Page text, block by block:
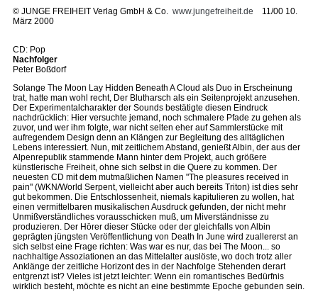
© JUNGE FREIHEIT Verlag GmbH & Co. www.jungefreiheit.de 11/00 10.
März 2000
CD: Pop
Nachfolger
Peter Boßdorf
Solange The Moon Lay Hidden Beneath A Cloud als Duo in Erscheinung
trat, hatte man wohl recht, Der Blutharsch als ein Seitenprojekt anzusehen.
Der Experimentalcharakter der Sounds bestätigte diesen Eindruck
nachdrücklich: Hier versuchte jemand, noch schmalere Pfade zu gehen als
zuvor, und wer ihm folgte, war nicht selten eher auf Sammlerstücke mit
aufregendem Design denn an Klängen zur Begleitung des alltäglichen
Lebens interessiert. Nun, mit zeitlichem Abstand, genießt Albin, der aus der
Alpenrepublik stammende Mann hinter dem Projekt, auch größere
künstlerische Freiheit, ohne sich selbst in die Quere zu kommen. Der
neuesten CD mit dem mutmaßlichen Namen "The pleasures received in
pain" (WKN/World Serpent, vielleicht aber auch bereits Triton) ist dies sehr
gut bekommen. Die Entschlossenheit, niemals kapitulieren zu wollen, hat
einen vermittelbaren musikalischen Ausdruck gefunden, der nicht mehr
Unmißverständliches vorausschicken muß, um Miverständnisse zu
produzieren. Der Hörer dieser Stücke oder der gleichfalls von Albin
geprägten jüngsten Veröffentlichung von Death In June wird zuallererst an
sich selbst eine Frage richten: Was war es nur, das bei The Moon... so
nachhaltige Assoziationen an das Mittelalter auslöste, wo doch trotz aller
Anklänge der zeitliche Horizont des in der Nachfolge Stehenden derart
entgrenzt ist? Vieles ist jetzt leichter: Wenn ein romantisches Bedürfnis
wirklich besteht, möchte es nicht an eine bestimmte Epoche gebunden sein.